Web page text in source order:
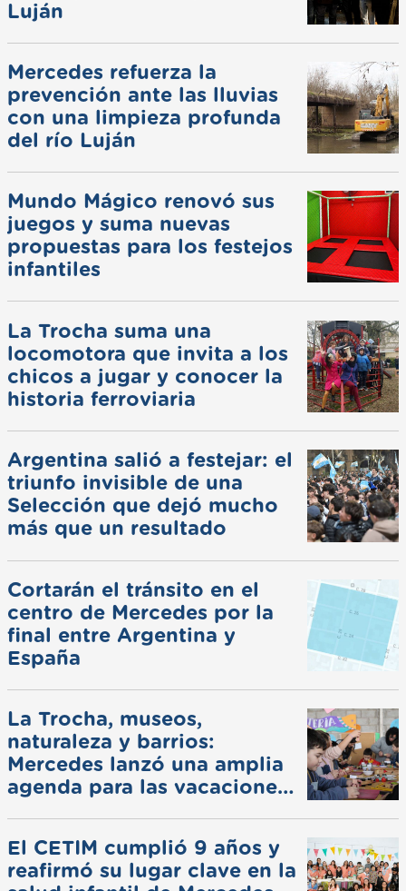
Luján
Mercedes refuerza la
prevención ante las lluvias
con una limpieza profunda
del río Luján
Mundo Mágico renovó sus
juegos y suma nuevas
propuestas para los festejos
infantiles
La Trocha suma una
locomotora que invita a los
chicos a jugar y conocer la
historia ferroviaria
Argentina salió a festejar: el
triunfo invisible de una
Selección que dejó mucho
más que un resultado
Cortarán el tránsito en el
centro de Mercedes por la
final entre Argentina y
España
La Trocha, museos,
naturaleza y barrios:
Mercedes lanzó una amplia
agenda para las vacaciones
El CETIM cumplió 9 años y
reafirmó su lugar clave en la